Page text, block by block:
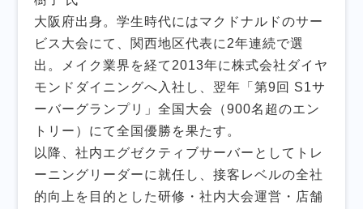
大阪府出身。学生時代にはマクドナルドのサー
ビス大会にて、関西地区代表に2年連続で選
出。メイク業界を経て2013年に株式会社ダイヤ
モンドダイニングへ入社し、翌年「第9回 S1サ
ーバーグランプリ」全国大会（900名超のエン
トリー）にて全国優勝を果たす。
以降、社内エグゼクティブサーバーとしてトレ
ーニングリーダーに就任し、接客レベルの全社
的向上を目的とした研修・社内大会運営・店舗